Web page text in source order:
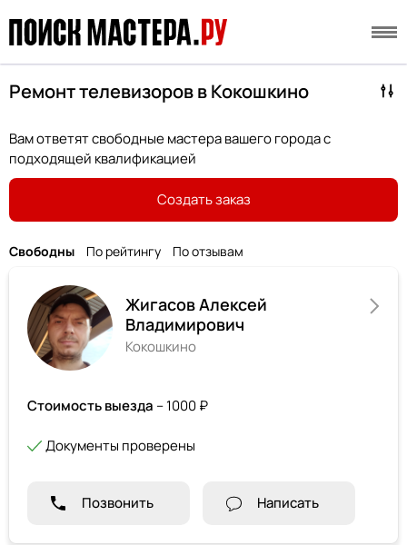
Ремонт телевизоров в Кокошкино
Вам ответят свободные мастера вашего города с
подходящей квалификацией
Создать заказ
Свободны По рейтингу По отзывам
Жигасов Алексей
Владимирович
Кокошкино
Стоимость выезда – 1000 ₽
Документы проверены
Позвонить Написать